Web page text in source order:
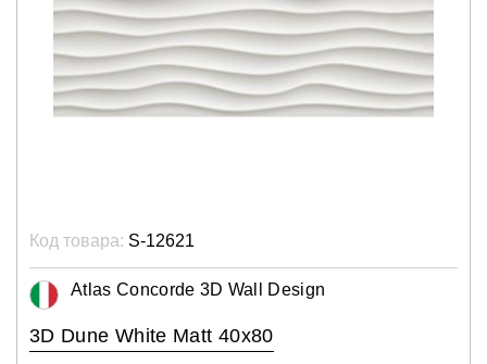
Код товара: S-12621
Atlas Concorde 3D Wall Design
3D Dune White Matt 40x80